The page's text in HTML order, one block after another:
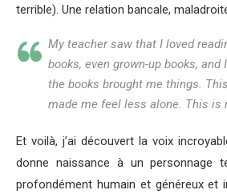
terrible). Une relation bancale,
My teacher saw that I loved
books, even grown-up books,
the books brought me things.
made me feel less alone. This is
Et voilà, j’ai découvert la voix
donne naissance à un personnage
profondément humain et généreux et